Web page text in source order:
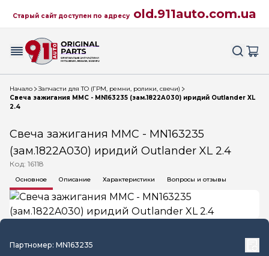
Старый сайт доступен по адресу old.911auto.com.ua
Начало
Запчасти для ТО (ГРМ, ремни, ролики, свечи)
Свеча зажигания MMC - MN163235 (зам.1822A030) иридий Outlander XL
2.4
Свеча зажигания MMC - MN163235
(зам.1822A030) иридий Outlander XL 2.4
Код: 16118
Основное Описание Характеристики Вопросы и отзывы
Партномер: MN163235